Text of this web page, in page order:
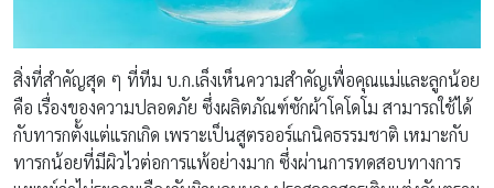
สิ่งที่สำคัญสุด ๆ ที่ทีม บ.ก.เล็งเห็นความสำคัญเพื่อคุณแม่และลูกน้อย
คือ เรื่องของความปลอดภัย ซึ่งผลิตภัณฑ์ซักผ้าโคโดโม สามารถใช้ได้
กับทารกตั้งแต่แรกเกิด เพราะเป็นสูตรออร์แกนิคธรรมชาติ เหมาะกับ
ทารกน้อยที่มีผิวไวต่อการแพ้อย่างมาก ซึ่งผ่านการทดสอบทางการ